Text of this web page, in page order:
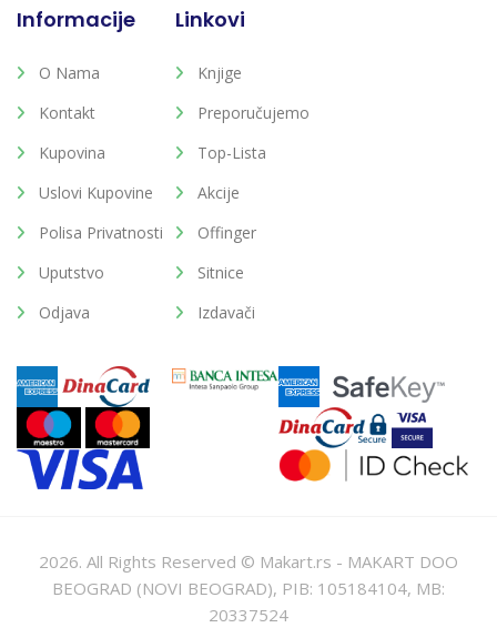
Informacije
O Nama
Kontakt
Kupovina
Uslovi Kupovine
Polisa Privatnosti
Uputstvo
Odjava
Linkovi
Knjige
Preporučujemo
Top-Lista
Akcije
Offinger
Sitnice
Izdavači
2026. All Rights Reserved © Makart.rs - MAKART DOO
BEOGRAD (NOVI BEOGRAD), PIB: 105184104, MB:
20337524